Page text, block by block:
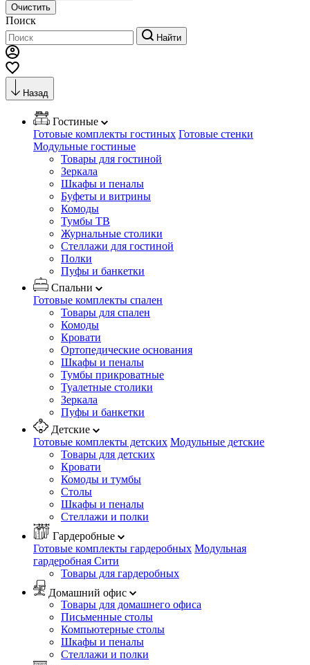
Очистить
Поиск
Найти
Назад
Гостиные
Готовые комплекты гостиных Готовые стенки
Модульные гостиные
Товары для гостиной
Зеркала
Шкафы и пеналы
Буфеты и витрины
Комоды
Тумбы ТВ
Журнальные столики
Стеллажи для гостиной
Полки
Пуфы и банкетки
Спальни
Готовые комплекты спален
Товары для спален
Комоды
Кровати
Ортопедические основания
Шкафы и пеналы
Тумбы прикроватные
Туалетные столики
Зеркала
Пуфы и банкетки
Детские
Готовые комплекты детских Модульные детские
Товары для детских
Кровати
Комоды и тумбы
Столы
Шкафы и пеналы
Стеллажи и полки
Гардеробные
Готовые комплекты гардеробных Модульная
гардеробная Сити
Товары для гардеробных
Домашний офис
Товары для домашнего офиса
Письменные столы
Компьютерные столы
Шкафы и пеналы
Стеллажи и полки